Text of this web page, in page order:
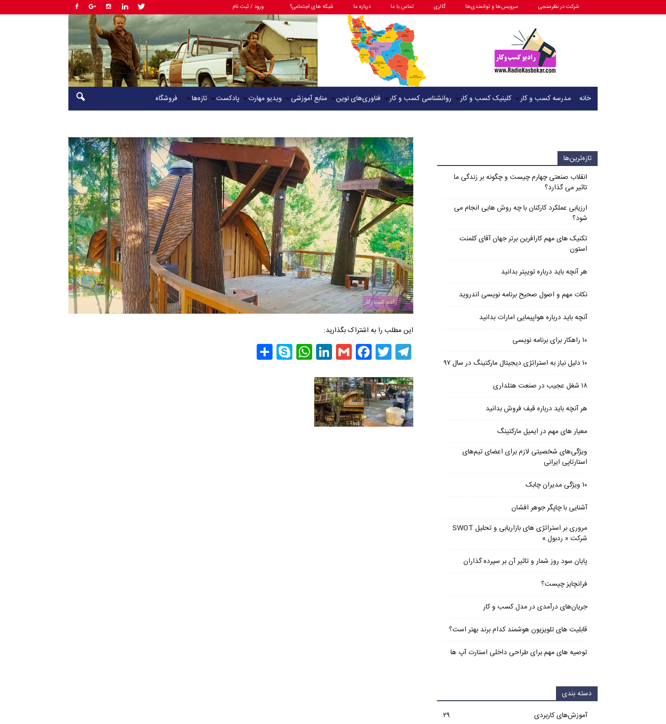
ورود / ثبت نام شبکه های اجتماعی؟ درباره ما تماس با ما گالری سرویس‌ها و توانمندی‌ها شرکت در نظرسنجی
خانه مدرسه کسب و کار کلینیک کسب و کار روانشناسی کسب و کار فناوری‌های نوین منابع آموزشی ویدیو مهارت پادکست تازه‌ها فروشگاه
این مطلب را به اشتراک بگذارید:
Telegram
Twitter
Facebook
Gmail
LinkedIn
WhatsApp
Skype
تازه‌ترین‌ها
انقلاب صنعتی چهارم چیست و چگونه بر زندگی ما
تاثیر می گذارد؟
ارزیابی عملکرد کارکنان با چه روش هایی انجام می
شود؟
تکنیک های مهم کارافرین برتر جهان آقای کلمنت
استون
هر آنچه باید درباره توییتر بدانید
نکات مهم و اصول صحیح برنامه نویسی اندروید
آنچه باید درباره هواپیمایی امارات بدانید
۱۰ راهکار برای برنامه نویسی
۱۰ دلیل نیاز به استراتژی دیجیتال مارکتینگ در سال ۹۷
۱۸ شغل عجیب در صنعت هتلداری
هر آنچه باید درباره قیف فروش بدانید
معیار های مهم در ایمیل مارکتینگ
ویژگی‌های شخصیتی لازم برای اعضای تیم‌های
استارتاپی ایرانی
۱۰ ویژگی مدیران چابک
آشنایی با چاپگر جوهر افشان
مروری بر استراتژی های بازاریابی و تحلیل SWOT
شرکت « ردبول »
پایان سود روز شمار و تاثیر آن بر سپرده گذاران
فرانچایز چیست؟
جریان‌های درآمدی در مدل کسب و کار
قابلیت های تلویزیون هوشمند کدام برند بهتر است؟
توصیه های مهم برای طراحی داخلی استارت آپ‌ ها
دسته بندی
آموزش‌های کاربردی
۲۹